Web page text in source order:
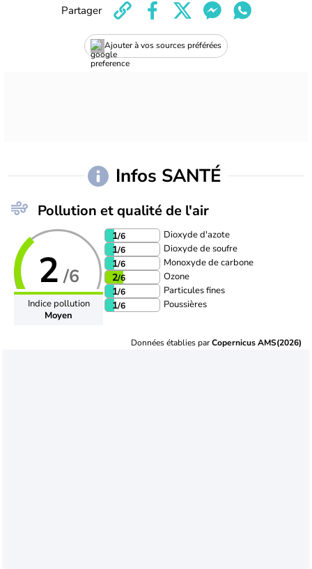
Ajouter à vos sources préférées
Partager
Infos SANTÉ
Pollution et qualité de l'air
2 /6
Indice pollution
Moyen
1/6 Dioxyde d'azote
1/6 Dioxyde de soufre
1/6 Monoxyde de carbone
2/6 Ozone
1/6 Particules fines
1/6 Poussières
Données établies parCopernicus AMS(2026)